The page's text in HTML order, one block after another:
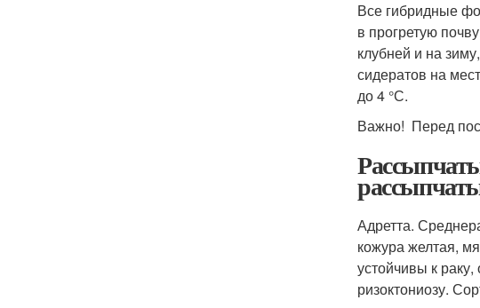
Все гибридные
в прогретую
клубней и на
сидератов на
до 4 °С.
Важно! Перед
Адретта.
кожура желтая,
устойчивы к
ризоктониозу.